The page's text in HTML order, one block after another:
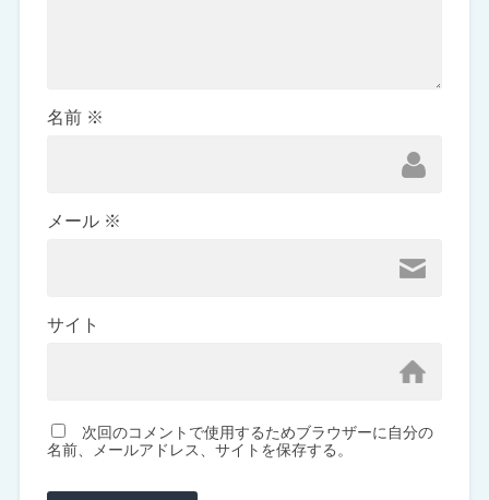
名前 ※
メール ※
サイト
次回のコメントで使用するためブラウザーに自分の
名前、メールアドレス、サイトを保存する。